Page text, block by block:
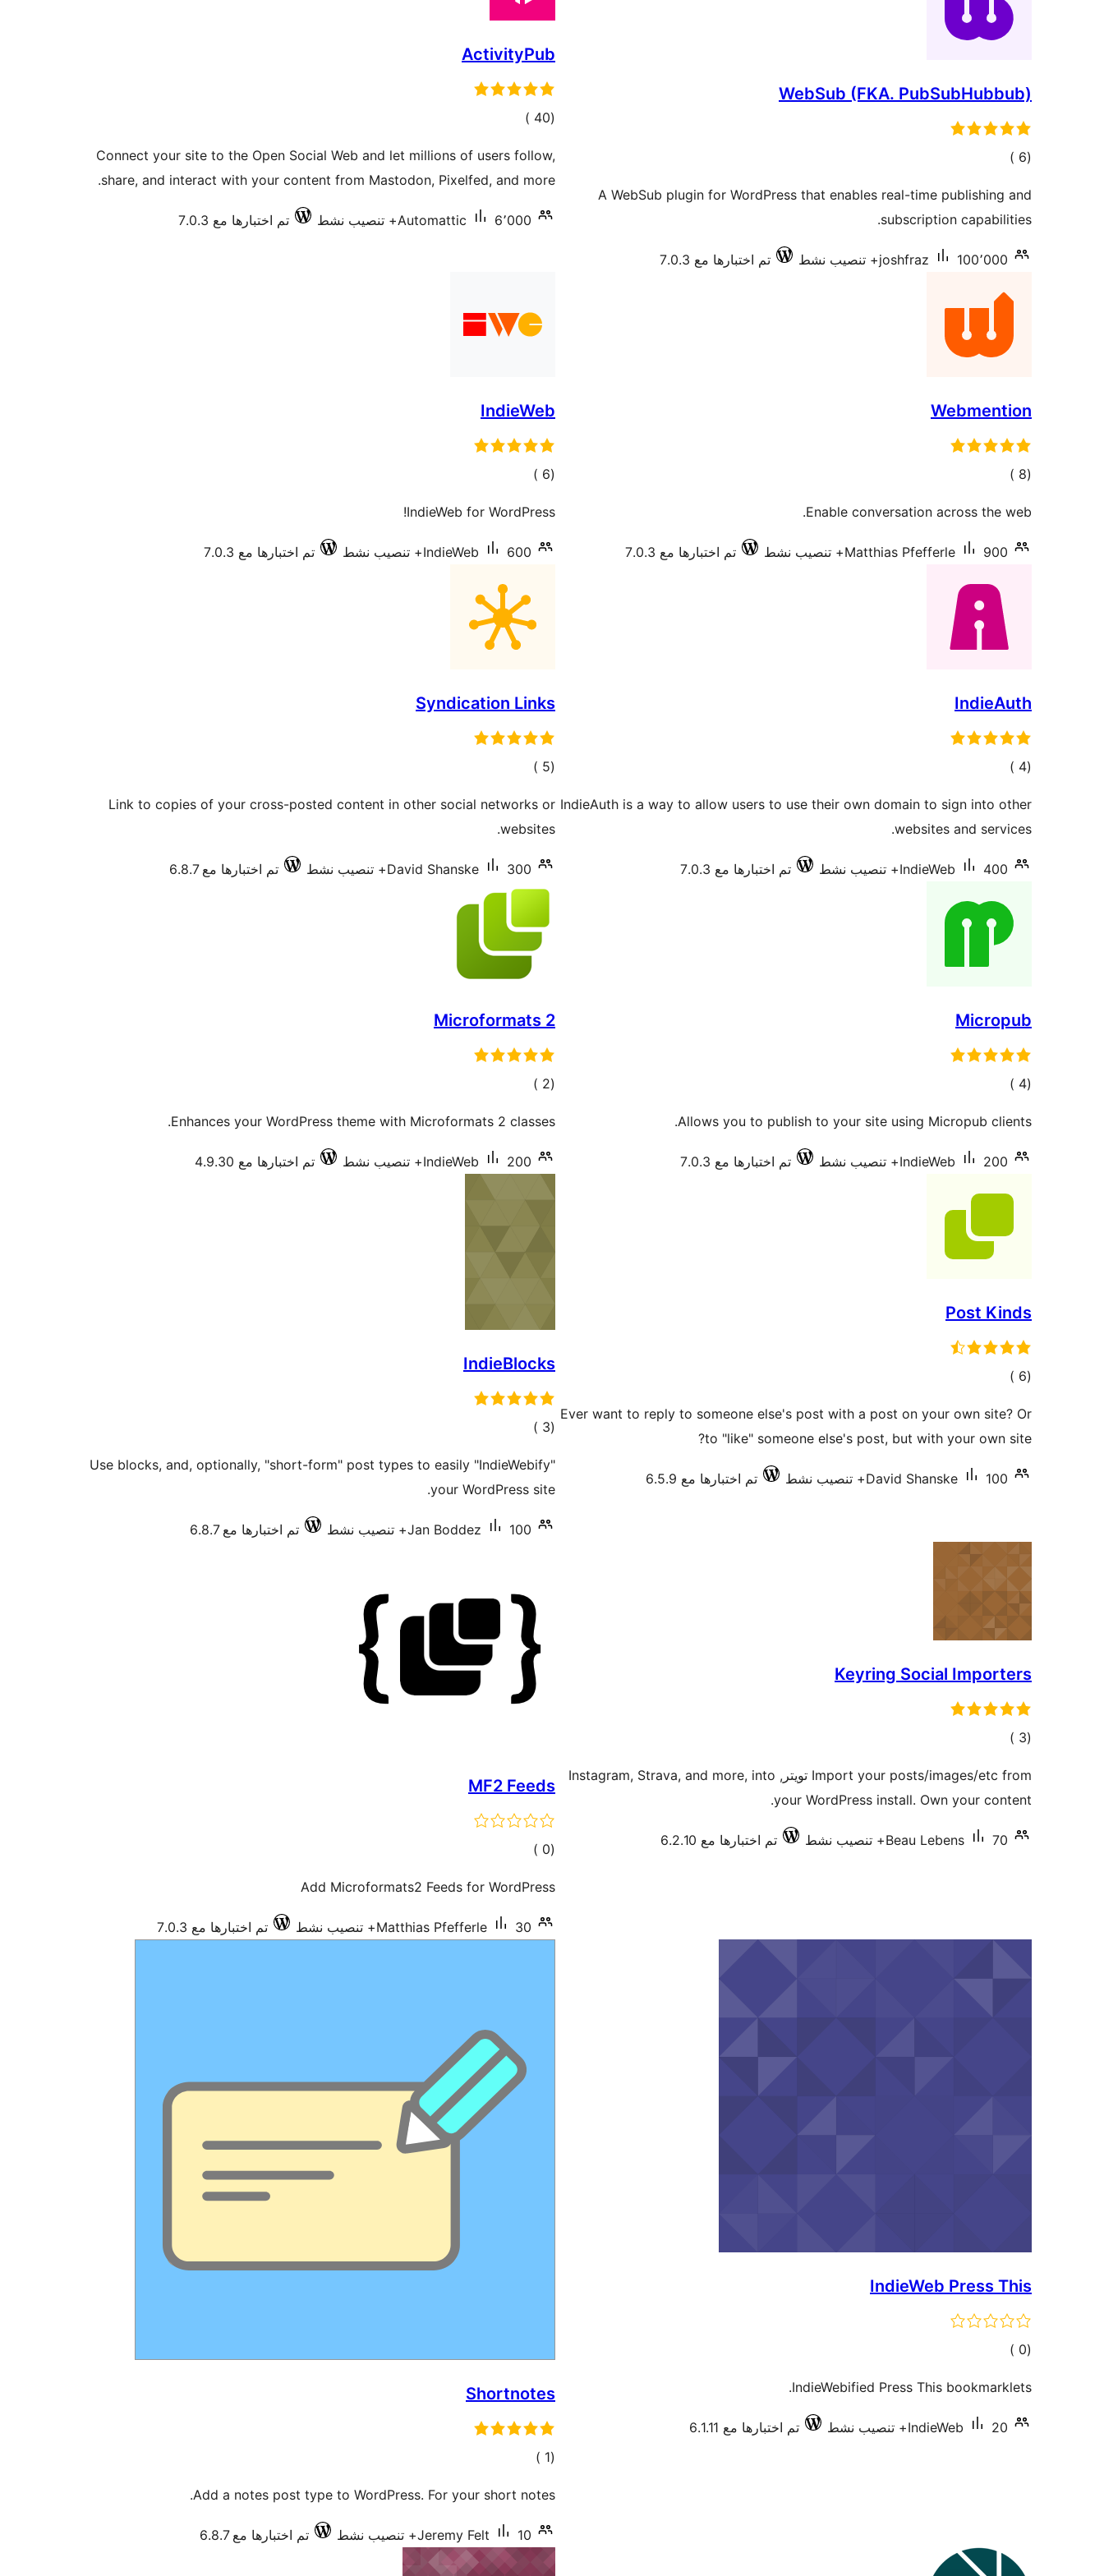
WebSub (FKA. PubSubHubbub)
(6
إجمالي)
A WebSub plugin for WordPress that enables real-time publishing and
subscription capabilities.
joshfraz 100٬000+ تنصيب نشط تم اختبارها مع 7.0.3
ActivityPub
(40
إجمالي)
Connect your site to the Open Social Web and let millions of users follow,
share, and interact with your content from Mastodon, Pixelfed, and more.
Automattic 6٬000+ تنصيب نشط تم اختبارها مع 7.0.3
Webmention
(8
إجمالي)
Enable conversation across the web.
Matthias Pfefferle 900+ تنصيب نشط تم اختبارها مع 7.0.3
IndieWeb
(6
إجمالي)
IndieWeb for WordPress!
IndieWeb 600+ تنصيب نشط تم اختبارها مع 7.0.3
IndieAuth
(4
إجمالي)
IndieAuth is a way to allow users to use their own domain to sign into other
websites and services.
IndieWeb 400+ تنصيب نشط تم اختبارها مع 7.0.3
Syndication Links
(5
إجمالي)
Link to copies of your cross-posted content in other social networks or
websites.
David Shanske 300+ تنصيب نشط تم اختبارها مع 6.8.7
Micropub
(4
إجمالي)
Allows you to publish to your site using Micropub clients.
IndieWeb 200+ تنصيب نشط تم اختبارها مع 7.0.3
Microformats 2
(2
إجمالي)
Enhances your WordPress theme with Microformats 2 classes.
IndieWeb 200+ تنصيب نشط تم اختبارها مع 4.9.30
Post Kinds
(6
إجمالي)
Ever want to reply to someone else's post with a post on your own site? Or
to "like" someone else's post, but with your own site?
David Shanske 100+ تنصيب نشط تم اختبارها مع 6.5.9
IndieBlocks
(3
إجمالي)
Use blocks, and, optionally, "short-form" post types to easily "IndieWebify"
your WordPress site.
Jan Boddez 100+ تنصيب نشط تم اختبارها مع 6.8.7
Keyring Social Importers
(3
إجمالي)
Import your posts/images/etc from تويتر, Instagram, Strava, and more, into
your WordPress install. Own your content.
Beau Lebens 70+ تنصيب نشط تم اختبارها مع 6.2.10
MF2 Feeds
(0
إجمالي)
Add Microformats2 Feeds for WordPress
Matthias Pfefferle 30+ تنصيب نشط تم اختبارها مع 7.0.3
IndieWeb Press This
(0
إجمالي)
IndieWebified Press This bookmarklets.
IndieWeb 20+ تنصيب نشط تم اختبارها مع 6.1.11
Shortnotes
(1
إجمالي)
Add a notes post type to WordPress. For your short notes.
Jeremy Felt 10+ تنصيب نشط تم اختبارها مع 6.8.7